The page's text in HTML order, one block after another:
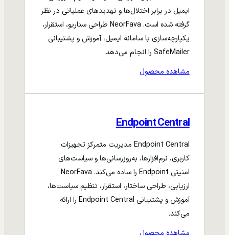
ایمیل در برابر اختلال‌ها و تهدیدهای عملیاتی در نظر
گرفته شده است. NeorFava طراحی سناریو، استقرار،
یکپارچه‌سازی با سامانه ایمیل، آموزش و پشتیبانی
SafeMailer را انجام می‌دهد.
مشاهده محصول
Endpoint Central
Endpoint Central مدیریت متمرکز تجهیزات
کاربری، نرم‌افزارها، به‌روزرسانی‌ها و سیاست‌های
امنیتی Endpoint را ساده می‌کند. NeorFava
ارزیابی، طراحی ساختار، استقرار، تنظیم سیاست‌ها،
آموزش و پشتیبانی Endpoint Central را ارائه
می‌کند.